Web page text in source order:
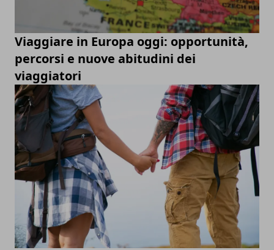
Viaggiare in Europa oggi: opportunità,
percorsi e nuove abitudini dei
viaggiatori